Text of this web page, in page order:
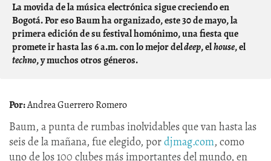
La movida de la música electrónica sigue creciendo en
Bogotá. Por eso Baum ha organizado, este 30 de mayo, la
primera edición de su festival homónimo, una fiesta que
promete ir hasta las 6 a.m. con lo mejor deldeep, elhouse, el
techno, y muchos otros géneros.
Andrea Guerrero Romero
Baum, a punta de rumbas inolvidables que van hasta las
seis de la mañana, fue elegido, pordjmag.com, como
uno de los 100 clubes más importantes del mundo, en